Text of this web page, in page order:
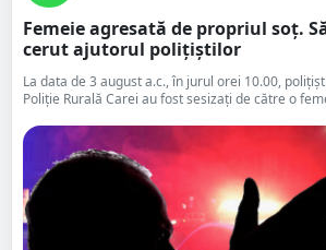
Femeie agresată de propriul soț.
cerut ajutorul polițiștilor
La data de 3 august a.c., în jurul orei 10.00,
Poliție Rurală Carei au fost sesizați de către o